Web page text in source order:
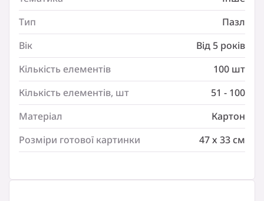
Кількість елементів:
100 шт
Кількість елементів, шт:
51 – 100
Матеріал:
Картон
Розміри готової картинки:
47 х 33 см
Тип
Пазл
Вік
Від 5 років
Кількість елементів
100 шт
Кількість елементів, шт
51 - 100
Матеріал
Картон
Розміри готової картинки
47 х 33 см